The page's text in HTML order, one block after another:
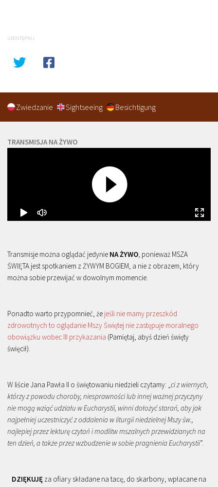
UDOSTĘPNIJ
Zwiedzanie Sightseeing Besichtigung
TRANSMISJA NA ŻYWO
Transmisje można oglądać jedynie NA ŻYWO, ponieważ MSZA
ŚWIĘTA jest spotkaniem z ŻYWYM BOGIEM, a nie z obrazem, który
można sobie przewijać w dowolnym momencie.
Ponadto warto przypomnieć, że jeśli nie mamy przeszkód
zdrowotnych to oglądanie Mszy Świętej nie zastępuje moralnego
obowiązku wobec III przykazania (Pamiętaj, abyś dzień święty
święcił).
W liście Jana Pawła II o świętowaniu niedzieli czytamy: „ci z wiernych,
którzy z powodu choroby, niesprawności lub innej ważnej przyczyny
nie mogą wziąć udziału w Eucharystii, winni dołożyć starań, aby jak
najpełniej uczestniczyć z oddalenia w liturgii niedzielnej Mszy św.,
najlepiej przez lekturę czytań i modlitw mszalnych przewidzianych na
ten dzień, a także przez wzbudzenie w sobie pragnienia Eucharystii”.
DZIĘKUJĘ za ofiary składane na tacę, do skarbony, wpłacane na